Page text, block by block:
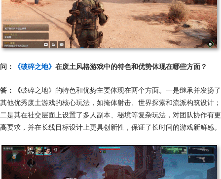
问： 《破碎之地》 在废土风格游戏中的特色和优势体现在哪些方面？
答：《破碎之地》的特色和优势主要体现在两个方面。一是继承并发扬了
其他优秀废土游戏的核心玩法，如掩体射击、世界探索和流派构筑设计；
二是其在社交层面上设置了多人副本、秘境等复杂玩法，对团队协作有更
高要求，并在长线目标设计上更具创新性，保证了长时间的游戏新鲜感。